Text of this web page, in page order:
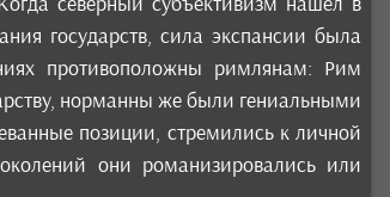
государств, сила экспансии была
противоположны римлянам: Рим
норманны же были гениальными
позиции, стремились к личной
они романизировались или